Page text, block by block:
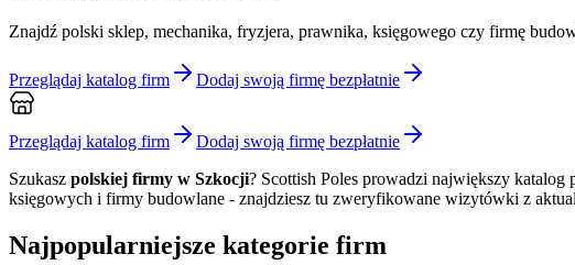
Znajdź polski sklep, mechanika, fryzjera, prawnika, księgowego czy firmę
Przeglądaj katalog firm Dodaj swoją firmę bezpłatnie
Przeglądaj katalog firm
Dodaj swoją firmę bezpłatnie
Szukasz polskiej firmy w Szkocji? Scottish Poles prowadzi największy
księgowych i firmy budowlane - znajdziesz tu zweryfikowane wizytówki z
Najpopularniejsze kategorie firm